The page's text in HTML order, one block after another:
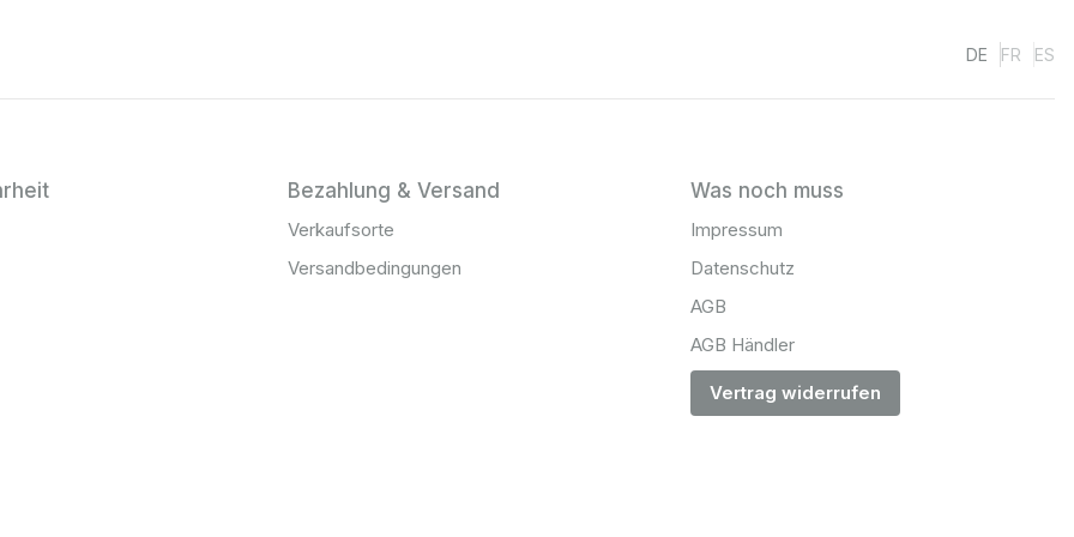
DE FR ES
Bezahlung & Versand
Verkaufsorte
Versandbedingungen
Was noch muss
Impressum
Datenschutz
AGB
AGB Händler
Vertrag widerrufen